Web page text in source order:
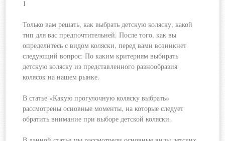
1
Только вам решать, как выбрать детскую коляску, какой
тип для вас предпочтительней. После того, как вы
определитесь с видом коляски, перед вами возникнет
следующий вопрос: По каким критериям выбирать
детскую коляску из представленного разнообразия
колясок на нашем рынке.
В статье «Какую прогулочную коляску выбрать»
рассмотрены основные моменты, на которые следует
обратить внимание при выборе детской коляски.